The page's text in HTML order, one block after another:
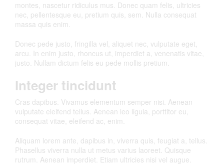
montes, nascetur ridiculus mus. Donec quam felis, ultricies
nec, pellentesque eu, pretium quis, sem. Nulla consequat
massa quis enim.
Donec pede justo, fringilla vel, aliquet nec, vulputate eget,
arcu. In enim justo, rhoncus ut, imperdiet a, venenatis vitae,
justo. Nullam dictum felis eu pede mollis pretium.
Integer tincidunt
Cras dapibus. Vivamus elementum semper nisi. Aenean
vulputate eleifend tellus. Aenean leo ligula, porttitor eu,
consequat vitae, eleifend ac, enim.
Aliquam lorem ante, dapibus in, viverra quis, feugiat a, tellus.
Phasellus viverra nulla ut metus varius laoreet. Quisque
rutrum. Aenean imperdiet. Etiam ultricies nisi vel augue.